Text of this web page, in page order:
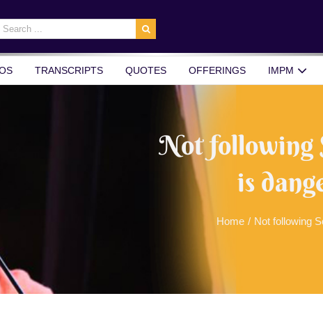
TRANSCRIPTS QUOTES OFFERINGS IMPM
Not following
is
Home / Not following